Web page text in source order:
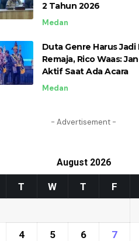
2 Tahun 2026
Medan
Duta Genre Harus
Remaja, Rico Waas:
Aktif Saat Ada Acara
Medan
- Advertisement -
August 2026
T W T F
4 5 6 7